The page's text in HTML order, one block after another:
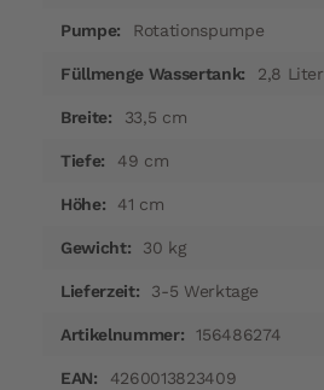
Rotationspumpe
2,8 Liter
33,5 cm
49 cm
41 cm
30 kg
3-5 Werktage
156486274
4260013823409